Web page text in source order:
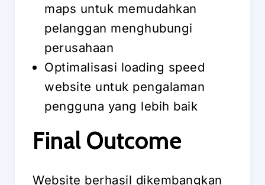
maps untuk memudahkan
pelanggan menghubungi
perusahaan
Optimalisasi loading speed
website untuk pengalaman
pengguna yang lebih baik
Final Outcome
Website berhasil dikembangkan